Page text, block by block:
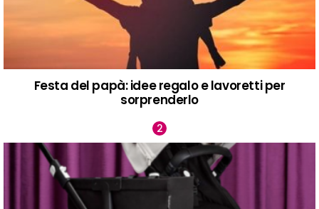
Festa del papà: idee regalo e lavoretti per
sorprenderlo